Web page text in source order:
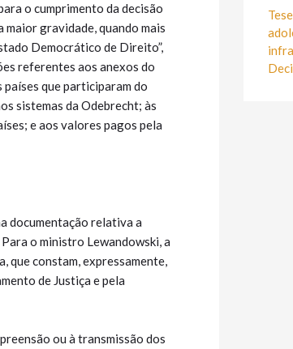
o cumprimento da decisão
gravidade, quando mais
Democrático de Direito”,
referentes aos anexos do
que participaram do
sistemas da Odebrecht; às
e aos valores pagos pela
documentação relativa a
o ministro Lewandowski, a
que constam, expressamente,
de Justiça e pela
ou à transmissão dos